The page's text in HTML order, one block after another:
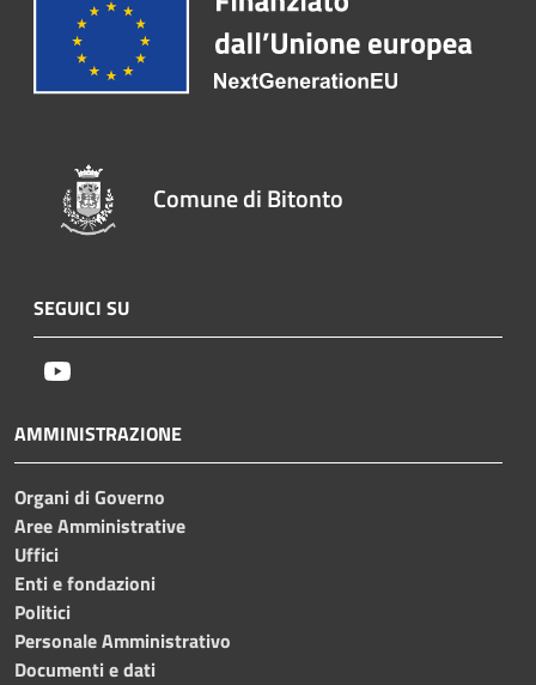
Comune di Bitonto
SEGUICI SU
AMMINISTRAZIONE
Organi di Governo
Aree Amministrative
Uffici
Enti e fondazioni
Politici
Personale Amministrativo
Documenti e dati